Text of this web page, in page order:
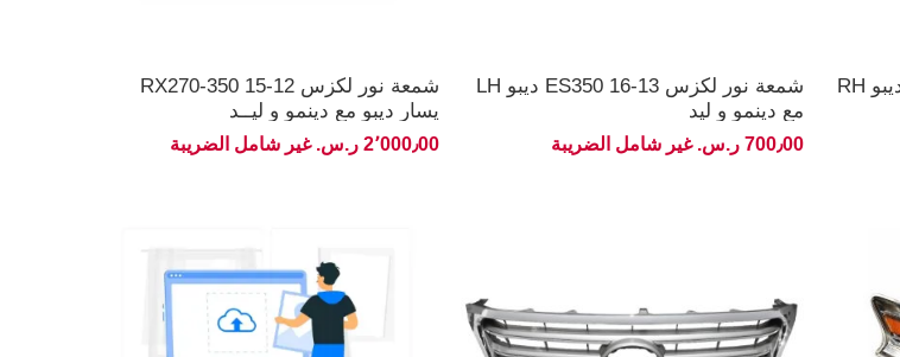
شمعة نور لكزس 13-16 ES350 ديبو RH
شمعة نور لكزس ES350 16-13 ديبو LH
مع دينمو و ليد
700٫00 ر.س.‏ غير شامل الضريبة
شمعة نور لكزس 12-15 RX270-350
يسار ديبو مع دينمو و ليــد
2٬000٫00 ر.س.‏ غير شامل الضريبة